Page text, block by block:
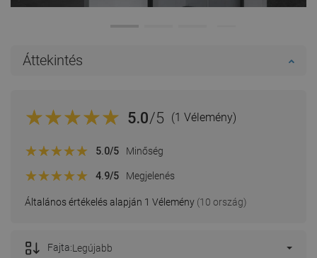
Áttekintés
5.0/5 (1 Vélemény)
Általános értékelés alapján 1 Vélemény (10 ország)
5.0/5 Minőség
4.9/5 Megjelenés
Fajta:Legújabb